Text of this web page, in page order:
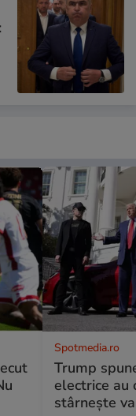
Spotmedia.ro
Trump
electrice au
stârnește